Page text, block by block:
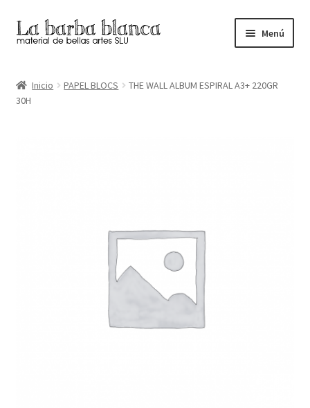
Ir
a
navegación
Ir
al
Menú
Carrito
Inicio PAPEL BLOCS
THE WALL ALBUM ESPIRAL A3+ 220GR
30H